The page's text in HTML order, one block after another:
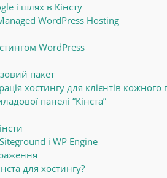
і шлях в Кінсту
WordPress Hosting
WordPress
пакет
хостингу для клієнтів кожного
панелі “Кінста”
і WP Engine
для хостингу?